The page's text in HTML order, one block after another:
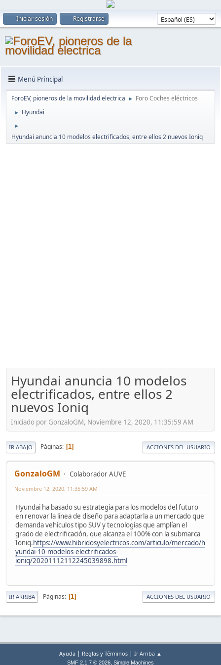
Iniciar sesión Registrarse
Menú Principal
ForoEV, pioneros de la movilidad electrica ► Foro Coches eléctricos
► Hyundai
►
Hyundai anuncia 10 modelos electrificados, entre ellos 2 nuevos Ioniq
Hyundai anuncia 10 modelos
electrificados, entre ellos 2
nuevos Ioniq
Iniciado por GonzaloGM, Noviembre 12, 2020, 11:35:59 AM
IR ABAJO Páginas 1 ACCIONES DEL USUARIO
GonzaloGM Colaborador AUVE
Noviembre 12, 2020, 11:35:59 AM
Hyundai ha basado su estrategia para los modelos del futuro
en renovar la línea de diseño para adaptarla a un mercado que
demanda vehículos tipo SUV y tecnologías que amplían el
grado de electrificación, que alcanza el 100% con la submarca
Ioniq.https://www.hibridosyelectricos.com/articulo/mercado/h
yundai-10-modelos-electrificados-
ioniq/20201112112245039898.html
IR ARRIBA Páginas 1 ACCIONES DEL USUARIO
Ayuda Reglas y Términos Ir Arriba ▲
SMF 2.1.7 © 2026, Simple Machines